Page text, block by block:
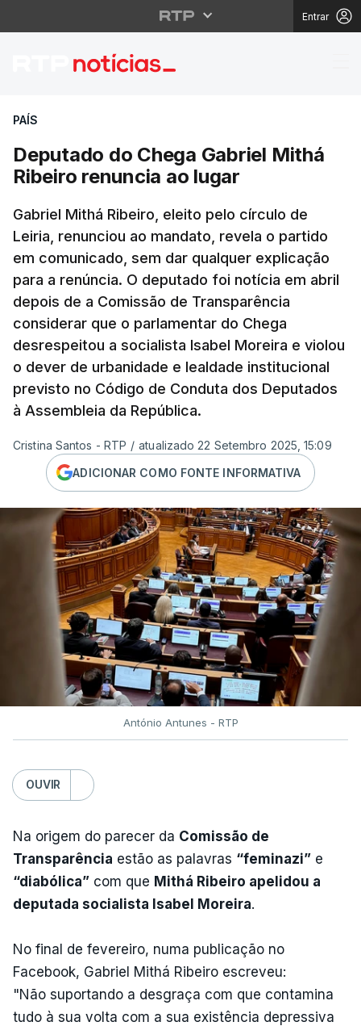
Entrar
Deputado do Chega
PAÍS
Deputado do Chega Gabriel Mithá
Ribeiro renuncia ao lugar
Gabriel Mithá Ribeiro, eleito pelo círculo de
Leiria, renunciou ao mandato, revela o partido
em comunicado, sem dar qualquer explicação
para a renúncia. O deputado foi notícia em abril
depois de a Comissão de Transparência
considerar que o parlamentar do Chega
desrespeitou a socialista Isabel Moreira e violou
o dever de urbanidade e lealdade institucional
previsto no Código de Conduta dos Deputados
à Assembleia da República.
Cristina Santos - RTP / atualizado 22 Setembro 2025, 15:09
ADICIONAR COMO FONTE INFORMATIVA
António Antunes - RTP
OUVIR
Na origem do parecer da Comissão de
Transparência estão as palavras “feminazi” e
“diabólica” com que Mithá Ribeiro apelidou a
deputada socialista Isabel Moreira.
No final de fevereiro, numa publicação no
Facebook, Gabriel Mithá Ribeiro escreveu:
"Não suportando a desgraça com que contamina
tudo à sua volta com a sua existência depressiva